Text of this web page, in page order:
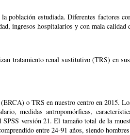
población estudiada. Diferentes factores
ingresos hospitalarios y con mala calidad
tratamiento renal sustitutivo (TRS) en
o TRS en nuestro centro en 2015.
medidas antropomórficas,
versión 21. El tamaño total de la
entre 24-91 años, siendo